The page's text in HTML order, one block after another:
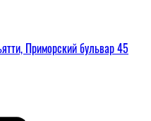
Приморский бульвар 45